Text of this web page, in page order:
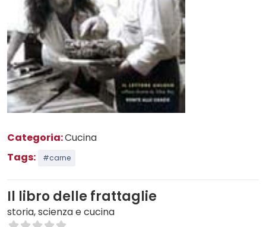
Categoria:Cucina
Tags:
#carne
Il libro delle frattaglie
storia, scienza e cucina